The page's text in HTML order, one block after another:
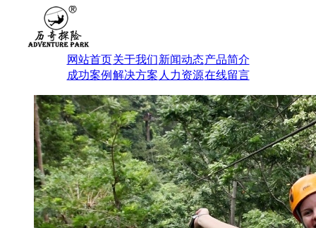
网站首页关于我们新闻动态产品简介
成功案例 解决方案 人力资源在线留言